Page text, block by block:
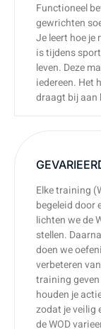
Functioneel
gewrichten
Je leert hoe
is tijdens
leven. Deze
iedereen. Het
draagt bij aan
Elke training
begeleid door
lichten we de
stellen.
doen we
verbeteren
training
houden je
zodat je veilig
de WOD